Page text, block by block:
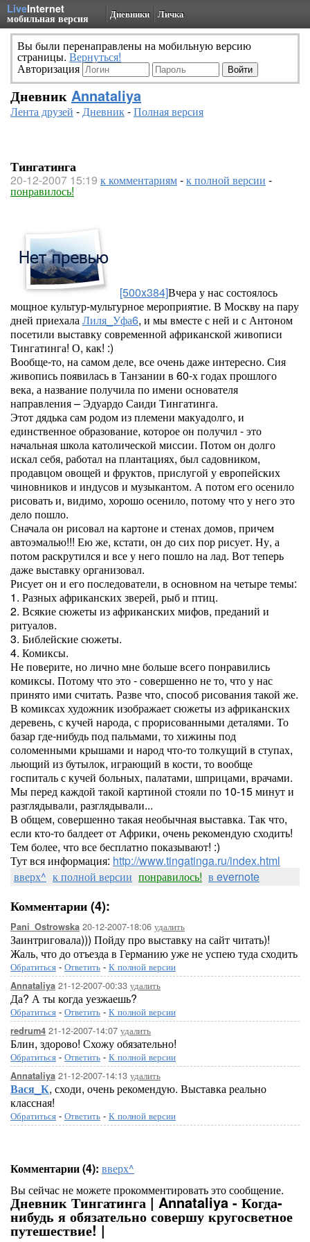
LiveInternet
мобильная версия Дневники Личка
Вы были перенаправлены на мобильную версию
страницы. Вернуться!
Авторизация
Дневник Annataliya
Лента друзей -Дневник-Полная версия
Тингатинга
20-12-2007 15:19 к комментариям-к полной версии -
понравилось!
[500x384]Вчера у нас состоялось
мощное культур-мультурное мероприятие. В Москву на пару
дней приехалаЛиля_Уфа6, и мы вместе с ней и с Антоном
посетили выставку современной африканской живописи
Тингатинга! О, как! :)
Вообще-то, на самом деле, все очень даже интересно. Сия
живопись появилась в Танзании в 60-х годах прошлого
века, а название получила по имени основателя
направления – Эдуардо Саиди Тингатинга.
Этот дядька сам родом из племени макуадолго, и
единственное образование, которое он получил - это
начальная школа католической миссии. Потом он долго
искал себя, работал на плантациях, был садовником,
продавцом овощей и фруктов, прислугой у европейских
чиновников и индусов и музыкантом. А потом его осенило
рисовать и, видимо, хорошо осенило, потому что у него это
дело пошло.
Сначала он рисовал на картоне и стенах домов, причем
автоэмалью!!! Ею же, кстати, он до сих пор рисует. Ну, а
потом раскрутился и все у него пошло на лад. Вот теперь
даже выставку организовал.
Рисует он и его последователи, в основном на четыре темы:
1. Разных африканских зверей, рыб и птиц.
2. Всякие сюжеты из африканских мифов, преданий и
ритуалов.
3. Библейские сюжеты.
4. Комиксы.
Не поверите, но лично мне больше всего понравились
комиксы. Потому что это - совершенно не то, что у нас
принято ими считать. Разве что, способ рисования такой же.
В комиксах художник изображает сюжеты из африканских
деревень, с кучей народа, с прорисованными деталями. То
базар где-нибудь под пальмами, то хижины под
соломенными крышами и народ что-то толкущий в ступах,
льющий из бутылок, играющий в кости, то вообще
госпиталь с кучей больных, палатами, шприцами, врачами.
Мы перед каждой такой картиной стояли по 10-15 минут и
разглядывали, разглядывали...
В общем, совершенно такая необычная выставка. Так что,
если кто-то балдеет от Африки, очень рекомендую сходить!
Тем более, что все бесплатно показывают! :)
Тут вся информация: http://www.tingatinga.ru/index.html
вверх^ к полной версии понравилось! в evernote
Комментарии (4):
Pani_Ostrowska 20-12-2007-18:06 удалить
Заинтриговала))) Пойду про выставку на сайт читать)!
Жаль, что до отъезда в Германию уже не успею туда сходить
Обратиться - Ответить - К полной версии
Annataliya 21-12-2007-00:33 удалить
Да? А ты когда уезжаешь?
Обратиться - Ответить - К полной версии
redrum4 21-12-2007-14:07 удалить
Блин, здорово! Схожу обязательно!
Обратиться - Ответить - К полной версии
Annataliya 21-12-2007-14:13 удалить
Вася_К, сходи, очень рекомендую. Выставка реально
классная!
Обратиться - Ответить - К полной версии
Комментарии (4): вверх^
Вы сейчас не можете прокомментировать это сообщение.
Дневник Тингатинга | Annataliya - Когда-
нибудь я обязательно совершу кругосветное
путешествие! |